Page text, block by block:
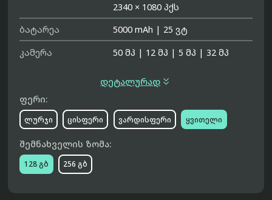
2340 × 1080 პქს
ბატარეა
5000 mAh | 25 ვტ
კამერა
50 მპ | 12 მპ | 5 მპ | 32 მპ
დეტალურად 
ფერი:
ლურჯი ცისფერი ვარდისფერი ყვითელი
შემნახველის ზომა:
128 გბ 256 გბ